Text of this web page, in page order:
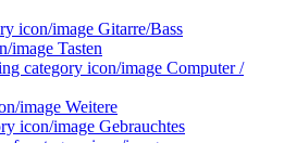
Gitarre/Bass
Tasten
Computer /
Weitere
Gebrauchtes